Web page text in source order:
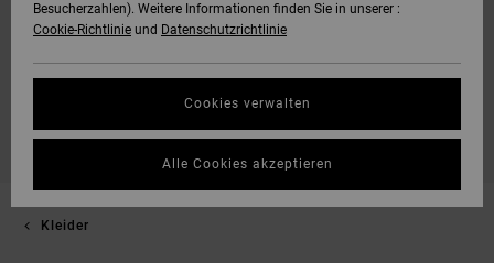
Kleider
Besucherzahlen). Weitere Informationen finden Sie in unserer :
Cookie-Richtlinie und Datenschutzrichtlinie
Cookies verwalten
Alle Cookies akzeptieren